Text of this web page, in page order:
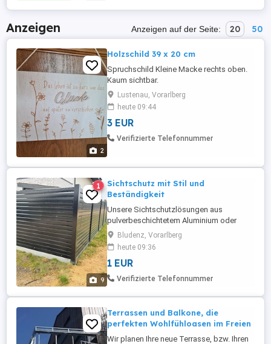
Empfangsbereiche, ...
Anzeigen Anzeigen auf der Seite: 20 50
2
Holzschild 39 x 20 cm
Spruchschild Kleine Macke rechts oben.
Kaum sichtbar.
Lustenau, Vorarlberg
heute 09:44
3 EUR
Verifizierte Telefonnummer
9
1
Sichtschutz mit Stil und
Beständigkeit
Unsere Sichtschutzlösungen aus
pulverbeschichtetem Aluminium oder
verzinkten Stahl verbinden Langlebigkeit
und zeitloser Ästhetik. Wir verwenden
hochwertige Materialien,
pulverbeschichtet in vielen RAL-Farben
und 6 verschiedene Lamellenprofile.
anbieten. Eine ...
Bludenz, Vorarlberg
heute 09:36
1 EUR
Verifizierte Telefonnummer
Terrassen und Balkone, die
perfekten Wohlfühloasen im Freien
Wir planen Ihre neue Terrasse, bzw. Ihren